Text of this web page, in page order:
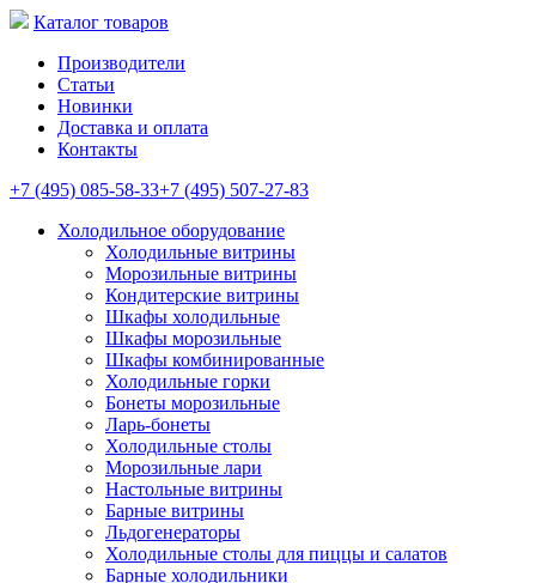
Каталог товаров
Производители
Статьи
Новинки
Доставка и оплата
Контакты
+7 (495) 085-58-33+7 (495) 507-27-83
Холодильное оборудование
Холодильные витрины
Морозильные витрины
Кондитерские витрины
Шкафы холодильные
Шкафы морозильные
Шкафы комбинированные
Холодильные горки
Бонеты морозильные
Ларь-бонеты
Холодильные столы
Морозильные лари
Настольные витрины
Барные витрины
Льдогенераторы
Холодильные столы для пиццы и салатов
Барные холодильники